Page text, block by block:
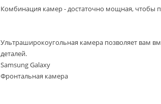
Комбинация камер - достаточно мощная, чтобы
Ультраширокоугольная камера позволяет вам
деталей.
Samsung Galaxy
Фронтальная камера